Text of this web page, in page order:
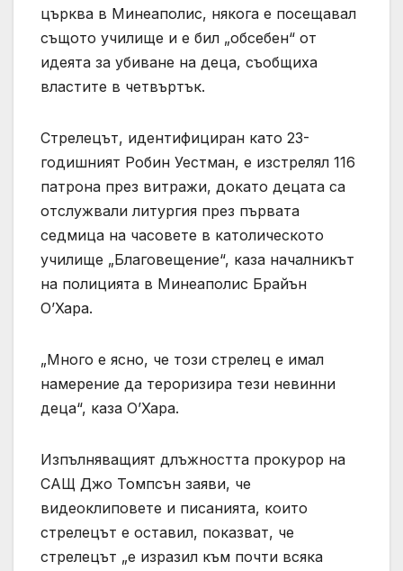
църква в Минеаполис, някога е посещавал
същото училище и е бил „обсебен“ от
идеята за убиване на деца, съобщиха
властите в четвъртък.
Стрелецът, идентифициран като 23-
годишният Робин Уестман, е изстрелял 116
патрона през витражи, докато децата са
отслужвали литургия през първата
седмица на часовете в католическото
училище „Благовещение“, каза началникът
на полицията в Минеаполис Брайън
О’Хара.
„Много е ясно, че този стрелец е имал
намерение да тероризира тези невинни
деца“, каза О’Хара.
Изпълняващият длъжността прокурор на
САЩ Джо Томпсън заяви, че
видеоклиповете и писанията, които
стрелецът е оставил, показват, че
стрелецът „е изразил към почти всяка